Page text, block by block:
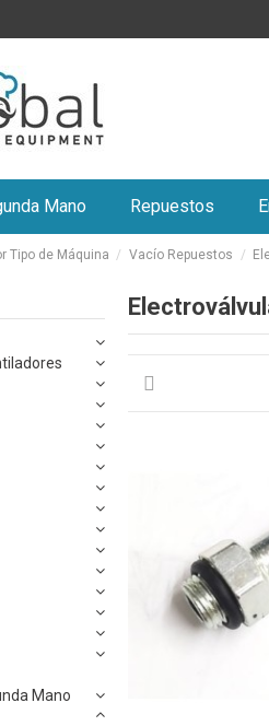
Mano Repuestos
Tipo de Máquina Vacío Repuestos
Mano